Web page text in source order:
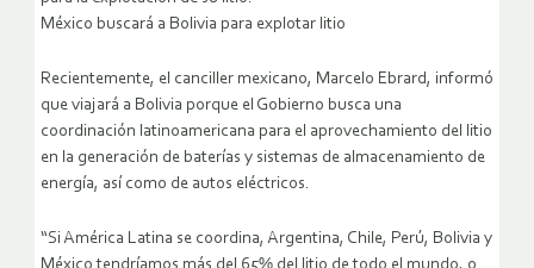
México buscará a Bolivia para explotar litio
Recientemente, el canciller mexicano, Marcelo Ebrard, informó
que viajará a Bolivia porque el Gobierno busca una
coordinación latinoamericana para el aprovechamiento del litio
en la generación de baterías y sistemas de almacenamiento de
energía, así como de autos eléctricos.
“Si América Latina se coordina, Argentina, Chile, Perú, Bolivia y